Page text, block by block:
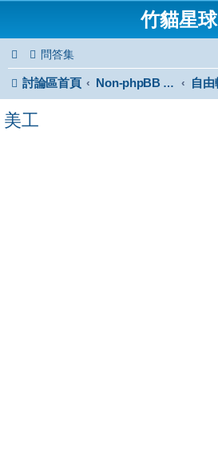
竹貓星球
問答集
討論區首頁 Non-phpBB specific
美工